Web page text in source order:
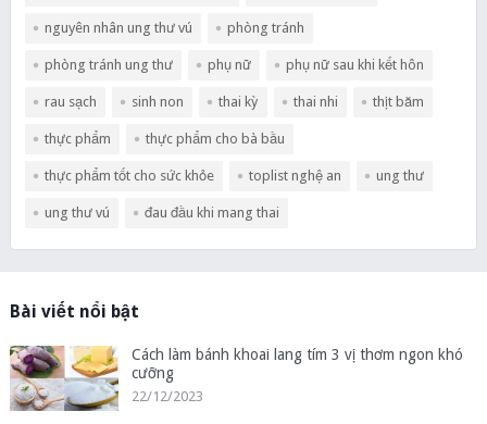
nguyên nhân ung thư vú phòng tránh
phòng tránh ung thư phụ nữ phụ nữ sau khi kết hôn
rau sạch sinh non thai kỳ thai nhi thịt băm
thực phẩm thực phẩm cho bà bầu
thực phẩm tốt cho sức khỏe toplist nghệ an ung thư
ung thư vú đau đầu khi mang thai
Bài viết nổi bật
Cách làm bánh khoai lang tím 3 vị thơm ngon khó
cưỡng
22/12/2023